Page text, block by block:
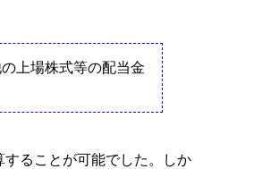
上場株式等の配当金
ることが可能でした。しか